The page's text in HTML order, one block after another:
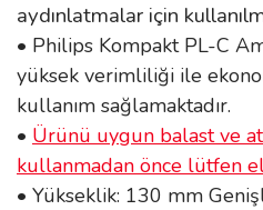
aydınlatmalar için
• Philips Kompakt PL-C
yüksek verimliliği ile
kullanım sağlamaktadır.
• Ürünü uygun balast ve
kullanmadan önce lütfen
• Yükseklik: 130 mm